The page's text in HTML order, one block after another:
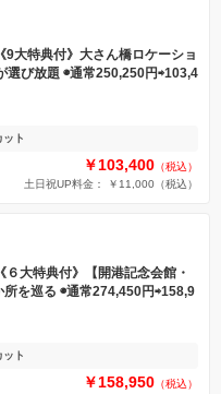
9大特典付》大さん橋ロケーショ
選び放題 ◉通常250,250円⇨103,4
ト
￥103,400 （税込）
土日祝UP料金： ￥11,000 （税込）
６大特典付》【開港記念会館・
を巡る ◉通常274,450円⇨158,9
ト
￥158,950 （税込）